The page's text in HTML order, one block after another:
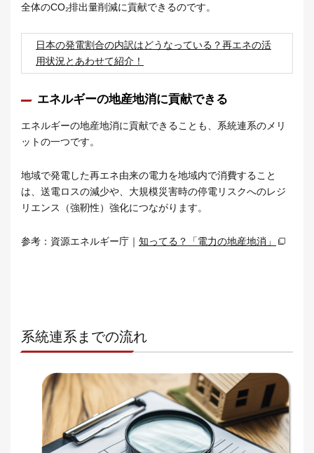
全体のCO₂排出量削減に貢献できるのです。
日本の発電割合の内訳はどうなっている？再エネの活
用状況とあわせて紹介！
エネルギーの地産地消に貢献できる
エネルギーの地産地消に貢献できることも、系統連系のメリ
ットの一つです。
地域で発電した再エネ由来の電力を地域内で消費すること
は、送電ロスの減少や、大規模災害時の停電リスクへのレジ
リエンス（強靭性）強化につながります。
参考：資源エネルギー庁｜ 知ってる？「電力の地産地消」
系統連系までの流れ